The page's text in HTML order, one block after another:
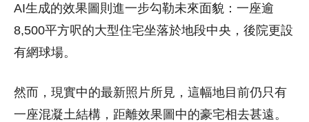
AI生成的效果圖則進一步勾勒未來面貌：一座逾
8,500平方呎的大型住宅坐落於地段中央，後院更設
有網球場。
然而，現實中的最新照片所見，這幅地目前仍只有
一座混凝土結構，距離效果圖中的豪宅相去甚遠。